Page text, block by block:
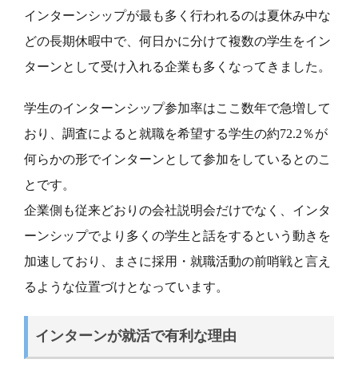
インターンシップが最も多く行われるのは夏休み中な
どの長期休暇中で、何日かに分けて複数の学生をイン
ターンとして受け入れる企業も多くなってきました。
学生のインターンシップ参加率はここ数年で急増して
おり、調査によると就職を希望する学生の約72.2％が
何らかの形でインターンとして参加をしているとのこ
とです。
企業側も従来どおりの会社説明会だけでなく、インタ
ーンシップでより多くの学生と話をするという動きを
加速しており、まさに採用・就職活動の前哨戦と言え
るような位置づけとなっています。
インターンが就活で有利な理由